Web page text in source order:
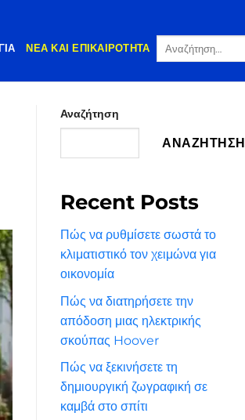
ΝΈΑ ΚΑΙ ΕΠΙΚΑΙΡΌΤΗΤΑ
Αναζήτηση
Αναζήτηση
ΑΝΑΖΉΤΗΣΗ
Recent Posts
Πώς να ρυθμίσετε σωστά το
κλιματιστικό τον χειμώνα για
οικονομία
Πώς να διατηρήσετε την
απόδοση μιας ηλεκτρικής
σκούπας Hoover
Πώς να ξεκινήσετε τη
δημιουργική ζωγραφική σε
καμβά στο σπίτι